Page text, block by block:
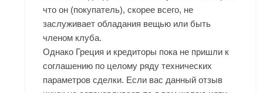
что он (покупатель), скорее всего, не
заслуживает обладания вещью или быть
членом клуба.
Однако Греция и кредиторы пока не пришли к
соглашению по целому ряду технических
параметров сделки. Если вас данный отзыв